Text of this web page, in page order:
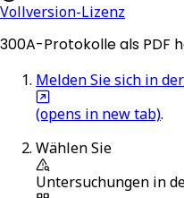
Vollversion-Lizenz
300A-Protokolle als PDF
Melden Sie sich in
(opens in new tab).
Wählen Sie
Untersuchungen in